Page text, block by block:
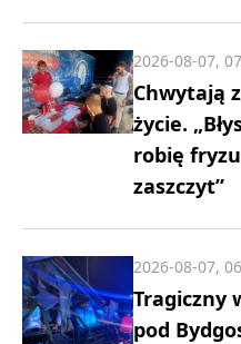
Chwytają
życie.
robię
zaszczyt”
2026-08-07,
Tragiczny
pod
2026-08-07,